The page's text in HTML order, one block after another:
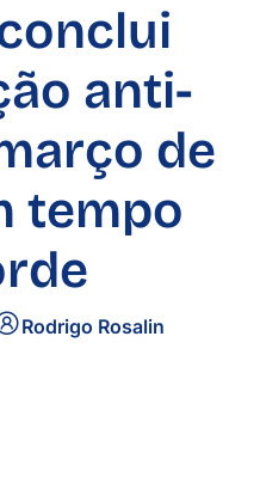
anti-
de
tempo
Rodrigo Rosalin